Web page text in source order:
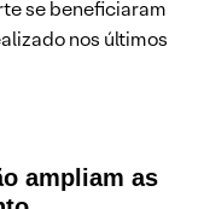
se beneficiaram
nos últimos
ampliam as